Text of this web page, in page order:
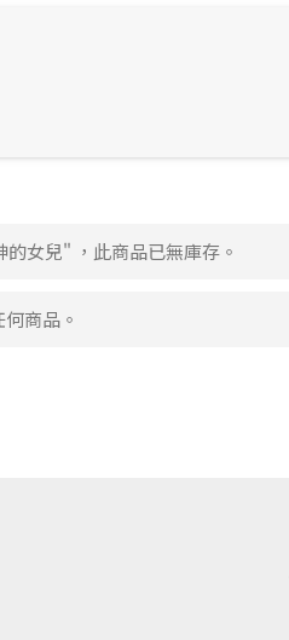
女兒" ，此商品已無庫存。
商品。